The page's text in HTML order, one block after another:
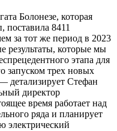
Болонезе, которая
поставила 8411
за тот же период в 2023
результаты, которые мы
этапа для
запуском трех новых
детализирует Стефан
директор
время работает над
ряда и планирует
электрический